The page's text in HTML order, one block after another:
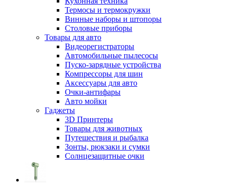
Термосы и термокружки
Винные наборы и штопоры
Столовые приборы
Товары для авто
Видеорегистраторы
Автомобильные пылесосы
Пуско-зарядные устройства
Компрессоры для шин
Аксессуары для авто
Очки-антифары
Авто мойки
Гаджеты
3D Принтеры
Товары для животных
Путешествия и рыбалка
Зонты, рюкзаки и сумки
Солнцезащитные очки